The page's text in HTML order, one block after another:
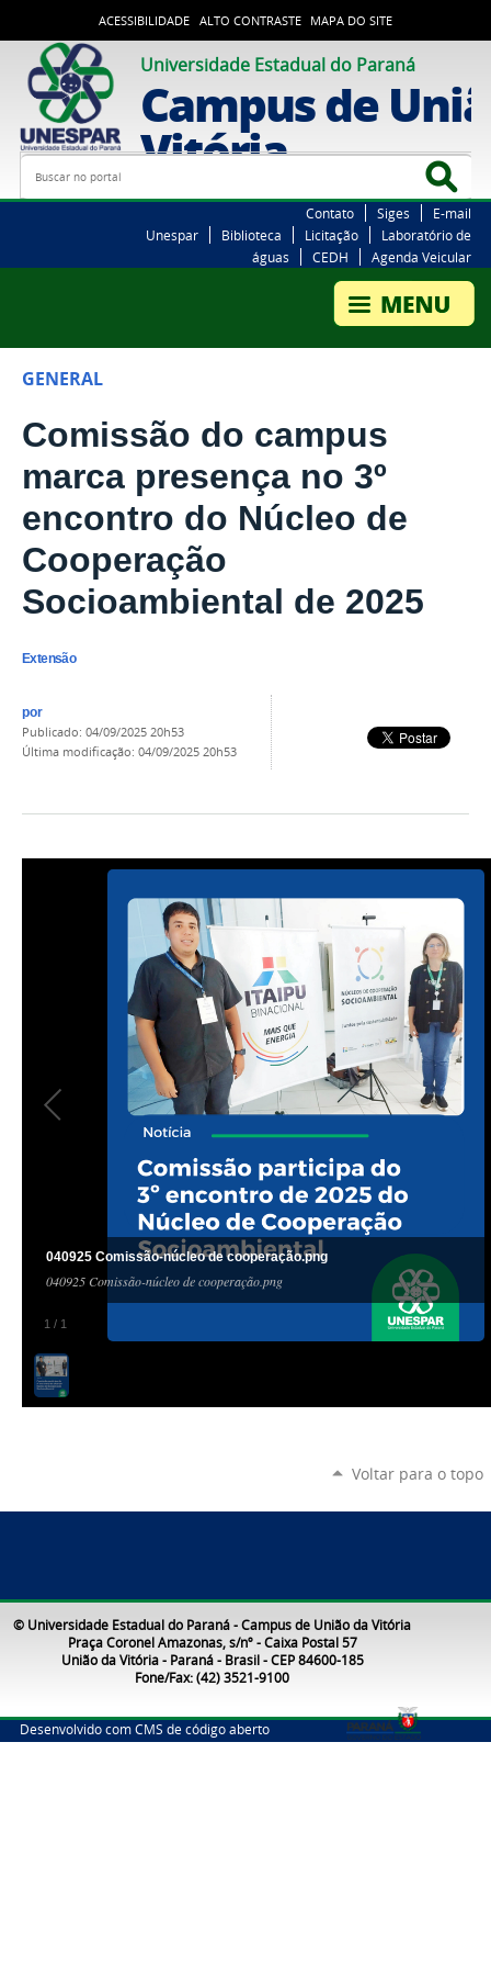
ACESSIBILIDADE ALTO CONTRASTE MAPA DO SITE
Universidade Estadual do Paraná
Campus de
Vitória
Busca
Contato Siges
E-mail
Unespar
Biblioteca Licitação
Laboratório de
águas
CEDH Agenda Veicular
GENERAL
Comissão do campus
marca presença no 3º
encontro do Núcleo de
Cooperação
Socioambiental de 2025
Extensão
por
publicado: 04/09/2025 20h53
última modificação: 04/09/2025 20h53
1 / 1
040925 Comissão-núcleo de cooperação.png
040925 Comissão-núcleo de cooperação.png
Voltar para o topo
© Universidade Estadual do Paraná - Campus de União da Vitória
Praça Coronel Amazonas, s/nº - Caixa Postal 57
União da Vitória - Paraná - Brasil - CEP 84600-185
Fone/Fax: (42) 3521-9100
Desenvolvido com CMS de código aberto